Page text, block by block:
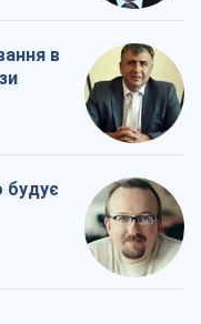
в
будує